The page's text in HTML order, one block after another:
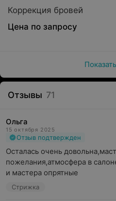
Коррекция бровей
Цена по запросу
Отзывы 71
Ольга
15 октября 2025
Отзыв подтвержден
Осталась очень
пожелания,атмосфера в
и мастера опрятные
Стрижка